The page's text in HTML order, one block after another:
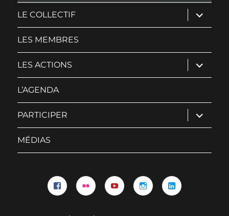
LE COLLECTIF ouvrir
le
sous-
LES MEMBRES
LES ACTIONS ouvrir
le
sous-
L’AGENDA
PARTICIPER ouvrir
le
sous-
MÉDIAS